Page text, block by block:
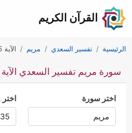
القرآن الكريم
الرئيسية تفسير السعدي مريم الآية 35
سورة مريم تفسير السعدي الآية 35
اختر سورة اختر